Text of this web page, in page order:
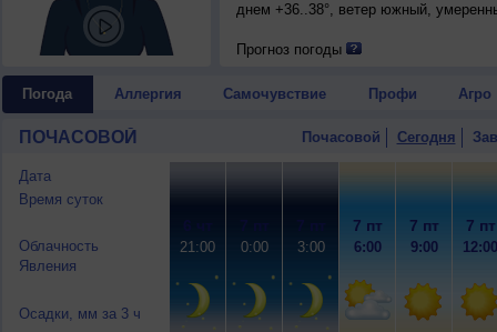
днем +36..38°, ветер южный,
Прогноз погоды
Погода Аллергия Самочувствие Профи Агро
ПОЧАСОВОЙ Почасовой Сегодня
Дата
Время суток
Облачность
Явления
Осадки, мм за 3 ч
21:00 0:00 3:00
7 пт
6:00
7 пт
9:00
7 пт
12:00